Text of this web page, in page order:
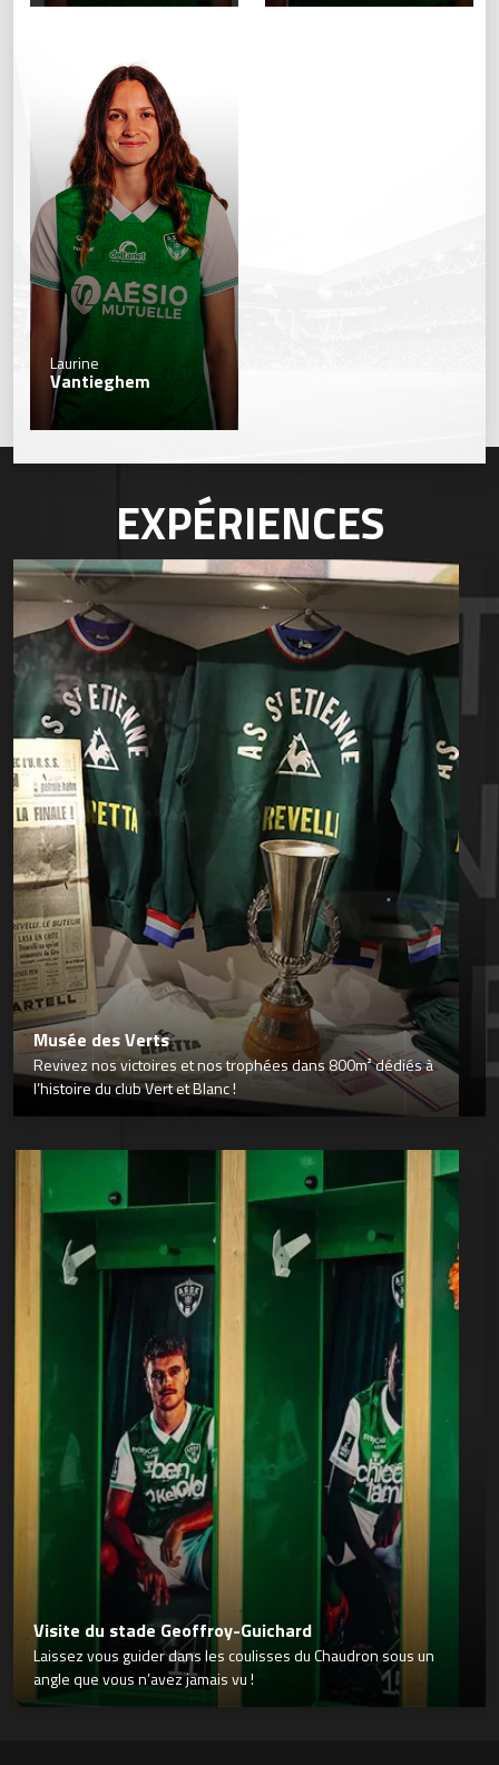
Laurine
Vantieghem
EXPÉRIENCES
Musée des Verts
Revivez nos victoires et nos trophées dans 800m² dédiés à
l’histoire du club Vert et Blanc !
Visite du stade Geoffroy-Guichard
Laissez vous guider dans les coulisses du Chaudron sous un
angle que vous n’avez jamais vu !